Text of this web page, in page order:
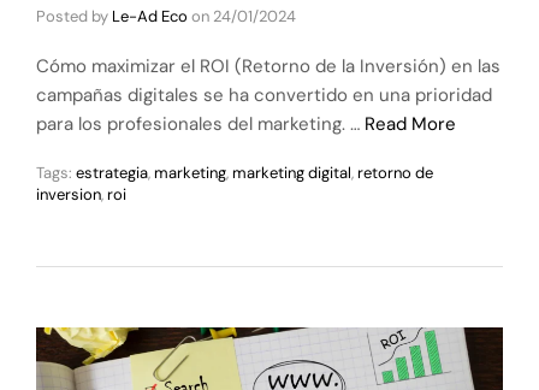
Posted by Le-Ad Eco on 24/01/2024
Cómo maximizar el ROI (Retorno de la Inversión) en las
campañas digitales se ha convertido en una prioridad
para los profesionales del marketing. … Read More
Tags: estrategia,marketing,marketing digital,retorno de
inversion,roi